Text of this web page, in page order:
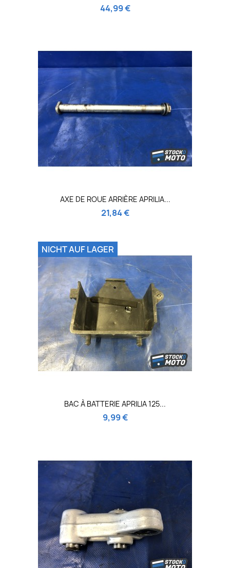
44,99 €
AXE DE ROUE ARRIÈRE APRILIA...
21,84 €
BAC À BATTERIE APRILIA 125...
9,99 €
NICHT AUF LAGER